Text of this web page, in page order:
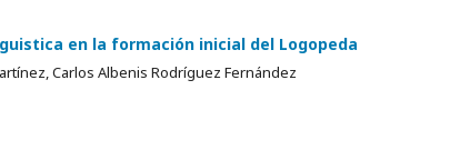
en la formación inicial del Logopeda
Carlos Albenis Rodríguez Fernández